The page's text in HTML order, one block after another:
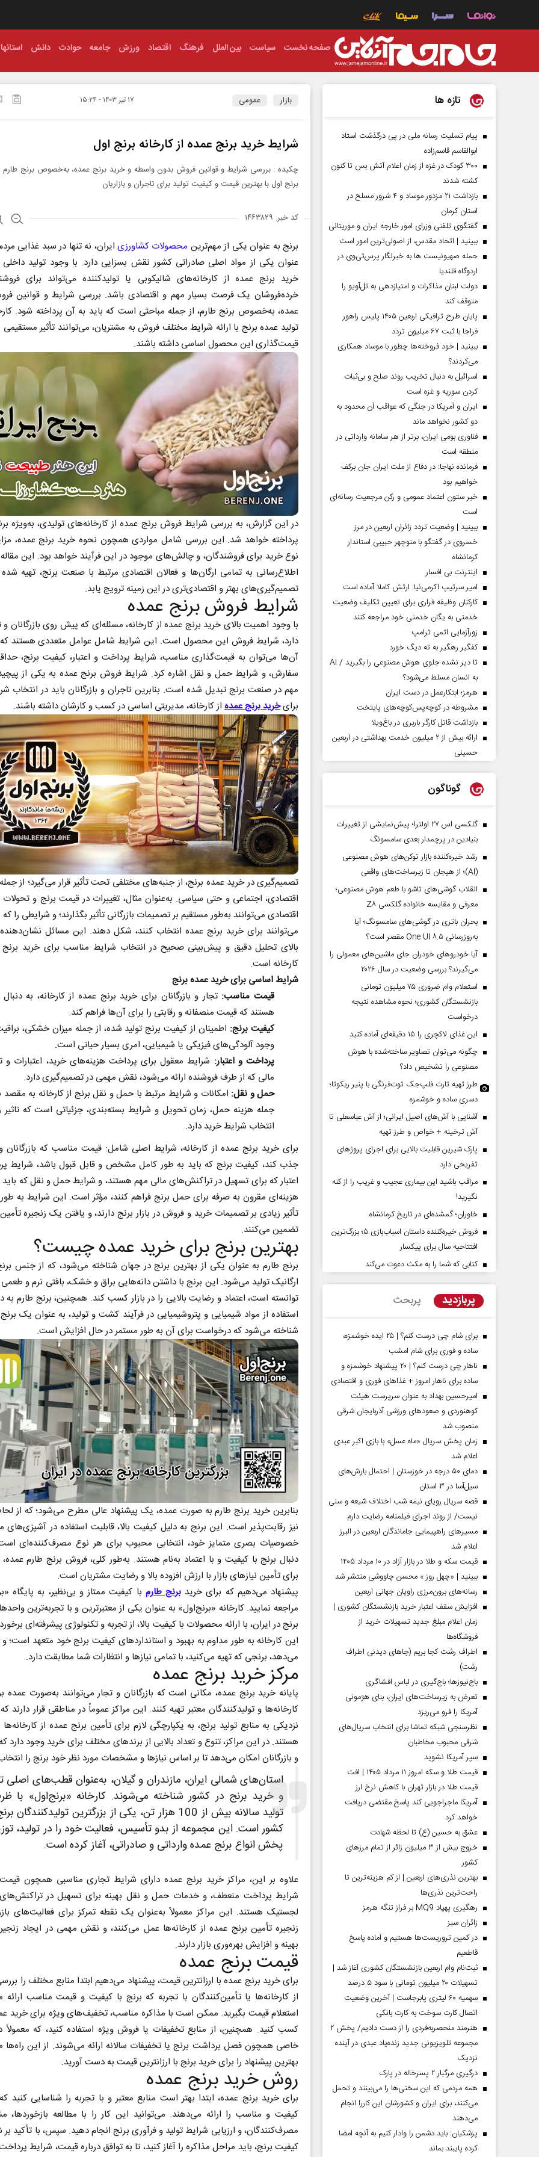
صفحه نخست سیاست بین الملل فرهنگ اقتصاد ورزش جامعه حوادث دانش استانها
بازار عمومی ۱۷ تير ۱۴۰۳ - ۱۵:۲۴
شرایط خرید برنج عمده از کارخانه برنج اول
چکیده : بررسی شرایط و قوانین فروش بدون واسطه و خرید برنج عمده، به‌خصوص برنج طارم
برنج اول با بهترین قیمت و کیفیت تولید برای تاجران و بازاریان
کد خبر: ۱۴۶۳۸۲۹
برنج به عنوان یکی از مهم‌ترین محصولات کشاورزی ایران، نه تنها در سبد غذایی
عنوان یکی از مواد اصلی صادراتی کشور نقش بسزایی دارد. با وجود تولید داخلی
خرید برنج عمده از کارخانه‌های شالیکوبی یا تولیدکننده می‌تواند برای
خرده‌فروشان یک فرصت بسیار مهم و اقتصادی باشد. بررسی شرایط و قوانین
عمده، به‌خصوص برنج طارم، از جمله مباحثی است که باید به آن پرداخته شود.
تولید عمده برنج با ارائه شرایط مختلف فروش به مشتریان، می‌توانند تأثیر مستقیمی
قیمت‌گذاری این محصول اساسی داشته باشند.
در این گزارش، به بررسی شرایط فروش برنج عمده از کارخانه‌های تولیدی، به‌ویژه
پرداخته خواهد شد. این بررسی شامل مواردی همچون نحوه خرید برنج عمده،
نوع خرید برای فروشندگان، و چالش‌های موجود در این فرآیند خواهد بود. این
اطلاع‌رسانی به تمامی ارگان‌ها و فعالان اقتصادی مرتبط با صنعت برنج، تهیه
تصمیم‌گیری‌های بهتر و اقتصادی‌تری در این زمینه ترویج یابد.
شرایط فروش برنج عمده
با وجود اهمیت بالای خرید برنج عمده از کارخانه، مسئله‌ای که پیش روی بازرگانان و
دارد، شرایط فروش این محصول است. این شرایط شامل عوامل متعددی هستند که
آن‌ها می‌توان به قیمت‌گذاری مناسب، شرایط پرداخت و اعتبار، کیفیت برنج،
سفارش، و شرایط حمل و نقل اشاره کرد. شرایط فروش برنج عمده به یکی از
مهم در صنعت برنج تبدیل شده است. بنابرین تاجران و بازرگانان باید در انتخاب
برایخرید برنج عمده از کارخانه، مدیریتی اساسی در کسب و کارشان داشته باشند.
تصمیم‌گیری در خرید عمده برنج، از جنبه‌های مختلفی تحت تأثیر قرار می‌گیرد؛ از
اقتصادی، اجتماعی و حتی سیاسی. به‌عنوان مثال، تغییرات در قیمت برنج و
اقتصادی می‌توانند به‌طور مستقیم بر تصمیمات بازرگانی تأثیر بگذارند؛ و شرایطی را که
می‌توانند برای خرید برنج عمده انتخاب کنند، شکل دهند. این مسائل
بالای تحلیل دقیق و پیش‌بینی صحیح در انتخاب شرایط مناسب برای خرید برنج
کارخانه است.
شرایط اساسی برای خرید عمده برنج
قیمت مناسب: تجار و بازرگانان برای خرید برنج عمده از کارخانه، به
هستند که قیمت منصفانه و رقابتی را برای آن‌ها فراهم کند.
کیفیت برنج: اطمینان از کیفیت برنج تولید شده، از جمله میزان خشکی،
وجود آلودگی‌های فیزیکی یا شیمیایی، امری بسیار حیاتی است.
پرداخت و اعتبار: شرایط معقول برای پرداخت هزینه‌های خرید، اعتبارات و
مالی که از طرف فروشنده ارائه می‌شود، نقش مهمی در تصمیم‌گیری دارد.
حمل و نقل: امکانات و شرایط مرتبط با حمل و نقل برنج از کارخانه به مقصد
جمله هزینه حمل، زمان تحویل و شرایط بسته‌بندی، جزئیاتی است که تاثیر
انتخاب شرایط خرید دارد.
برای خرید برنج عمده از کارخانه، شرایط اصلی شامل: قیمت مناسب که بازرگانان
جذب کند، کیفیت برنج که باید به طور کامل مشخص و قابل قبول باشد، شرایط
اعتبار که برای تسهیل در تراکنش‌های مالی مهم هستند، و شرایط حمل و نقل که باید
هزینه‌ای مقرون به صرفه برای حمل برنج فراهم کنند، مؤثر است. این شرایط به
تأثیر زیادی بر تصمیمات خرید و فروش در بازار برنج دارند، و یافتن یک زنجیره تأمین
تضمین می‌کنند.
بهترین برنج برای خرید عمده چیست؟
برنج طارم به عنوان یکی از بهترین برنج در جهان شناخته می‌شود، که از جنس
ارگانیک تولید می‌شود. این برنج با داشتن دانه‌هایی براق و خشک، بافتی نرم و
توانسته است، اعتماد و رضایت بالایی را در بازار کسب کند. همچنین، برنج طارم به
استفاده از مواد شیمیایی و پتروشیمیایی در فرآیند کشت و تولید، به عنوان یک
شناخته می‌شود که درخواست برای آن به طور مستمر در حال افزایش است.
بنابرین خرید برنج طارم به صورت عمده، یک پیشنهاد عالی مطرح می‌شود؛ که از
نیز رقابت‌پذیر است. این برنج به دلیل کیفیت بالا، قابلیت استفاده در
خصوصیات بصری متمایز خود، انتخابی محبوب برای هر نوع مصرف‌کننده‌ای
دنبال برنج با کیفیت و با اعتماد به‌نام هستند. به‌طور کلی، فروش برنج طارم
برای تأمین نیازهای بازار با ارزش افزوده بالا و رضایت مشتریان است.
پیشنهاد می‌دهیم که برای خریدبرنج طارم با کیفیت ممتاز و بی‌نظیر، به پایگاه
مراجعه نمایید. کارخانه «برنج‌اول» به عنوان یکی از معتبرترین و با تجربه‌ترین
برنج در ایران، با ارائه محصولات با کیفیت بالا، از تجربه و تکنولوژی پیشرفته‌ای
این کارخانه به طور مداوم به بهبود و استانداردهای کیفیت برنج خود متعهد است؛
می‌دهد، برنجی که تهیه می‌کنید، با تمامی نیازها و انتظارات شما مطابقت دارد.
مرکز خرید برنج عمده
پایانه خرید برنج عمده، مکانی است که بازرگانان و تجار می‌توانند به‌صورت عمده
کارخانه‌ها و تولیدکنندگان معتبر تهیه کنند. این مراکز عموماً در مناطقی قرار دارند
نزدیکی به منابع تولید برنج، به یکپارچگی لازم برای تأمین برنج عمده از کارخانه‌ها
هستند. در این مراکز، تنوع و تعداد بالایی از برندهای مختلف برای خرید وجود دارد
و بازرگانان امکان می‌دهد تا بر اساس نیازها و مشخصات مورد نظر خود برنج را
استان‌های شمالی ایران، مازندران و گیلان، به‌عنوان قطب‌های اصلی
و خرید برنج در کشور شناخته می‌شوند. کارخانه «برنج‌اول» با
تولید سالانه بیش از 100 هزار تن، یکی از بزرگترین تولیدکنندگان
کشور است. این مجموعه از بدو تأسیس، فعالیت خود را در تولید،
پخش انواع برنج عمده وارداتی و صادراتی، آغاز کرده است.
علاوه بر این، مراکز خرید برنج عمده دارای شرایط تجاری مناسبی همچون قیمت
شرایط پرداخت منعطف، و خدمات حمل و نقل بهینه برای تسهیل در
لجستیک هستند. این مراکز معمولاً به‌عنوان یک نقطه تمرکز برای فعالیت‌های
زنجیره تأمین برنج عمده از کارخانه‌ها عمل می‌کنند، و نقش مهمی در ایجاد
بهینه و افزایش بهره‌وری بازار دارند.
قیمت برنج عمده
برای خرید برنج عمده با ارزانترین قیمت، پیشنهاد می‌دهیم ابتدا منابع مختلف را
از کارخانه‌ها یا تأمین‌کنندگان با تجربه که برنج با کیفیت و قیمت مناسب ارائه
استعلام قیمت بگیرید. ممکن است با مذاکره مناسب، تخفیف‌های ویژه برای خرید
کسب کنید. همچنین، از منابع تخفیفات یا فروش ویژه استفاده کنید، که معمولاً
خاصی همچون فصل برداشت برنج یا تخفیفات سالانه ارائه می‌شوند. از این راه‌ها
بهترین پیشنهاد را برای خرید برنج با ارزانترین قیمت به دست آورید.
روش خرید برنج عمده
برای خرید برنج عمده، ابتدا بهتر است منابع معتبر و با تجربه را شناسایی کنید
کیفیت و مناسب را ارائه می‌دهند. می‌توانید این کار را با مطالعه بازخوردها،
مصرف‌کنندگان، و ارزیابی شرایط تولید و فرآوری برنج انجام دهید. سپس، با تأکید بر
کیفیت برنج، باید مراحل مذاکره را آغاز کنید، تا به توافق درباره قیمت، شرایط
تازه ها
پیام تسلیت رسانه ملی در پی درگذشت استاد
ابوالقاسم قاسم‌زاده
۳۰۰ کودک در غزه از زمان اعلام آتش بس تا کنون
کشته شدند
بازداشت ۲۱ مزدور موساد و ۴ شرور مسلح در
استان کرمان
گفتگوی تلفنی وزرای امور خارجه ایران و موریتانی
ببینید | اتحاد مقدس، از اصولی‌ترین امور است
حمله صهیونیست ها به خبرنگار پرس‌تی‌وی در
اردوگاه قلندیا
دولت لبنان مذاکرات و امتیازدهی به تل‌آویو را
متوقف کند
پایان طرح ترافیکی اربعین ۱۴۰۵ پلیس راهور
فراجا با ثبت ۶۷ میلیون تردد
ببینید | خود فروخته‌ها چطور با موساد همکاری
می‌کردند؟
اسرائیل به دنبال تخریب روند صلح و بی‌ثبات
کردن سوریه و غزه است
ایران و آمریکا در جنگی که عواقب آن محدود به
دو کشور نخواهد ماند
فناوری بومی ایران، برتر از هر سامانه وارداتی در
منطقه است
فرمانده نهاجا: در دفاع از ملت ایران جان برکف
خواهیم بود
خبر ستون اعتماد عمومی و رکن مرجعیت رسانه‌ای
است
ببینید | وضعیت تردد زائران اربعین در مرز
خسروی در گفتگو با منوچهر حبیبی استاندار
کرمانشاه
اینترنت بی افسار
امیر سرتیپ اکرمی‌نیا: ارتش کاملا آماده است
کارکنان وظیفه فراری برای تعیین تکلیف وضعیت
خدمتی به یگان خدمتی خود مراجعه کنند
زورآزمایی اتمی ترامپ
کفگیر رهگیر به ته دیگ خورد
تا دیر نشده جلوی هوش مصنوعی را بگیرید / AI
به انسان مسلط می‌شود؟
هرمز؛ ابتکارعمل در دست ایران
مشروطه در کوچه‌پس‌کوچه‌های پایتخت
بازداشت قاتل کارگر باربری در باغ‌ویلا
ارائه بیش از ۲ میلیون خدمت بهداشتی در اربعین
حسینی
گوناگون
گلکسی اس ۲۷ اولترا؛ پیش‌نمایشی از تغییرات
بنیادین در پرچمدار بعدی سامسونگ
رشد خیره‌کننده بازار توکن‌های هوش مصنوعی
(AI)؛ از هیجان تا زیرساخت‌های واقعی
انقلاب گوشی‌های تاشو‌ با طعم هوش مصنوعی؛
معرفی و مقایسه خانواده گلکسی Z۸
بحران باتری در گوشی‌های سامسونگ؛ آیا
به‌روزرسانی One UI ۸.۵ مقصر است؟
آیا خودروهای خودران جای ماشین‌های معمولی را
می‌گیرند؟ بررسی وضعیت در سال ۲۰۲۶
استعلام وام ضروری ۷۵ میلیون تومانی
بازنشستگان کشوری؛ نحوه مشاهده نتیجه
درخواست
این غذای لاکچری را ۱۵ دقیقه‌ای آماده کنید
چگونه می‌توان تصاویر ساخته‌شده با هوش
مصنوعی را تشخیص داد؟
طرز تهیه تارت فلپ‌جک توت‌فرنگی با پنیر ریکوتا؛
دسری ساده و خوشمزه
آشنایی با آش‌های اصیل ایرانی؛ از آش عباسعلی تا
آش ترخینه + خواص و طرز تهیه
پارک شیرین قابلیت‌ بالایی برای اجرای پروژهای
تفریحی دارد
مراقب باشید این بیماری عجیب و غریب را از کنه
نگیرید!
خاوران؛ گمشده‌ای در تاریخ کرمانشاه
فروش خیره‌کننده داستان اسباب‌بازی ۵؛ بزرگ‌ترین
افتتاحیه سال برای پیکسار
کتابی که شما را به مکث دعوت می‌کند
پربازدید پربحث
برای شام چی درست کنم؟ | ۲۵ ایده خوشمزه،
ساده و فوری برای شام امشب
ناهار چی درست کنم؟ | ۲۰ پیشنهاد خوشمزه و
ساده برای ناهار امروز + غذاهای فوری و اقتصادی
امیرحسین بهداد به عنوان سرپرست هیئت
کوهنوردی و صعودهای ورزشی آذربایجان شرقی
منصوب شد
زمان پخش سریال «ماه عسل» با بازی اکبر عبدی
اعلام شد
دمای ۵۰ درجه در خوزستان | احتمال بارش‌های
سیل‌آسا در ۳ استان
قصه سریال رویای نیمه شب اختلاف شیعه و سنی
نیست/ از روند اجرای فیلمنامه رضایت دارم
مسیر‌های راهپیمایی جاماندگان اربعین در البرز
اعلام شد
قیمت سکه و طلا در بازار آزاد در ۱۰ مرداد ۱۴۰۵
ببینید | «چهل روز » محسن چاووشی منتشر شد
رسانه‌های برون‌مرزی راویان جهانی اربعین
افزایش سقف اعتبار خرید بازنشستگان کشوری |
زمان اعلام مبلغ جدید تسهیلات خرید از
فروشگاه‌ها
اطراف رشت کجا بریم (جاهای دیدنی اطراف
رشت)
باج‌نیوزها؛ باج‌گیری در لباس افشاگری
تعرض به زیرساخت‌های ایران، بنای هژمونی
آمریکا را فرو می‌ریزد
نظرسنجی شبکه تماشا برای انتخاب سریال‌های
شرقی محبوب مخاطبان
سپر آمریکا نشوید
قیمت طلا و سکه امروز ۱۱ مرداد ۱۴۰۵ | افت
قیمت طلا در بازار تهران با کاهش نرخ ارز
آمریکا ماجراجویی کند پاسخ مقتضی دریافت
خواهد کرد
عشق به حسین (ع) تا لحظه شهادت
خروج بیش از ۳ میلیون زائر از تمام مرز‌های
کشور
بهترین نذری‌های اربعین | از کم هزینه‌ترین تا
راحت‌ترین نذری‌ها
رهگیری پهپاد MQ9 بر فراز تنگه هرمز
‌زائران سبز
در کمین تروریست‌ها هستیم و آماده پاسخ
قاطعیم
ثبت‌نام وام اربعین بازنشستگان کشوری آغاز شد |
تسهیلات ۲۰ میلیون تومانی با سود ۵ درصد
سهمیه ۶۰ لیتری پابرجاست | آخرین وضعیت
اتصال کارت سوخت به کارت بانکی
هنرمند منحصر‌به‌فردی را از دست دادیم/ پخش ۲
مجموعه تلویزیونی جدید زنده‌یاد عبدی در آینده
نزدیک
درگیری مرگبار ۲ پسرخاله در پارک
همه مردمی که این سختی‌ها را می‌بینند و تحمل
می‌کنند، برای ایران و کشورشان این کاررا انجام
می‌دهند
پزشکیان: باید دشمن را وادار کنیم به آنچه امضا
کرده پایبند بماند
استکبار‌
رحمت‌الله نوروزی - عضو کمیسیون اجتماعی
مجلس
از باتلاق انرژی تا بن‌بست ترامپ
رضا سپهوند - سخنگوی کمیسیون انرژی مجلس
حکایت یک تاریخ و
نرگس خانعلی‌زاده -
صفحات نخست روزنامه ها‌ی‌سه‌شنبه ۶ مردادماه صفحات نخست روزنامه ها‌ی یکشنبه ۴ مردادماه صفحات نخست روزنامه ها‌ی شنبه ۳ مردادماه